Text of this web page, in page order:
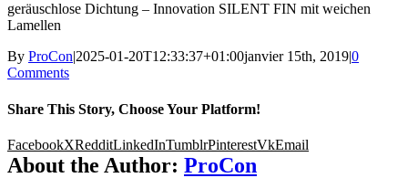
geräuschlose Dichtung – Innovation SILENT FIN mit weichen
Lamellen
By ProCon|2025-01-20T12:33:37+01:00janvier 15th, 2019|0
Comments
Share This Story, Choose Your Platform!
FacebookXRedditLinkedInTumblrPinterestVkEmail
About the Author: ProCon